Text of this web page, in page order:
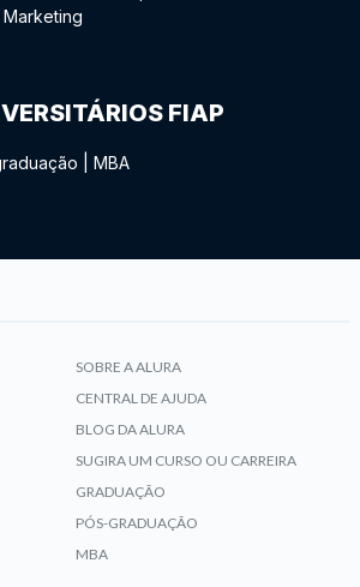
FIAP
MBA
SOBRE A ALURA
CENTRAL DE AJUDA
BLOG DA ALURA
SUGIRA UM CURSO OU CARREIRA
GRADUAÇÃO
PÓS-GRADUAÇÃO
MBA